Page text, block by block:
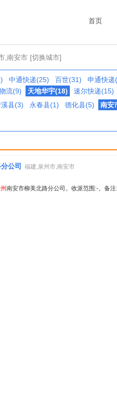
首页
,南安市 [切换城市]
中通快递(25) 百世(31)
申通快递
流(9) 天地华宇(18)
速尔快递(15)
县(3) 永春县(1) 德化县(5)
南安
公司
福建,泉州市,南安市
州南安市柳美北路分公司。收派范围:-。备